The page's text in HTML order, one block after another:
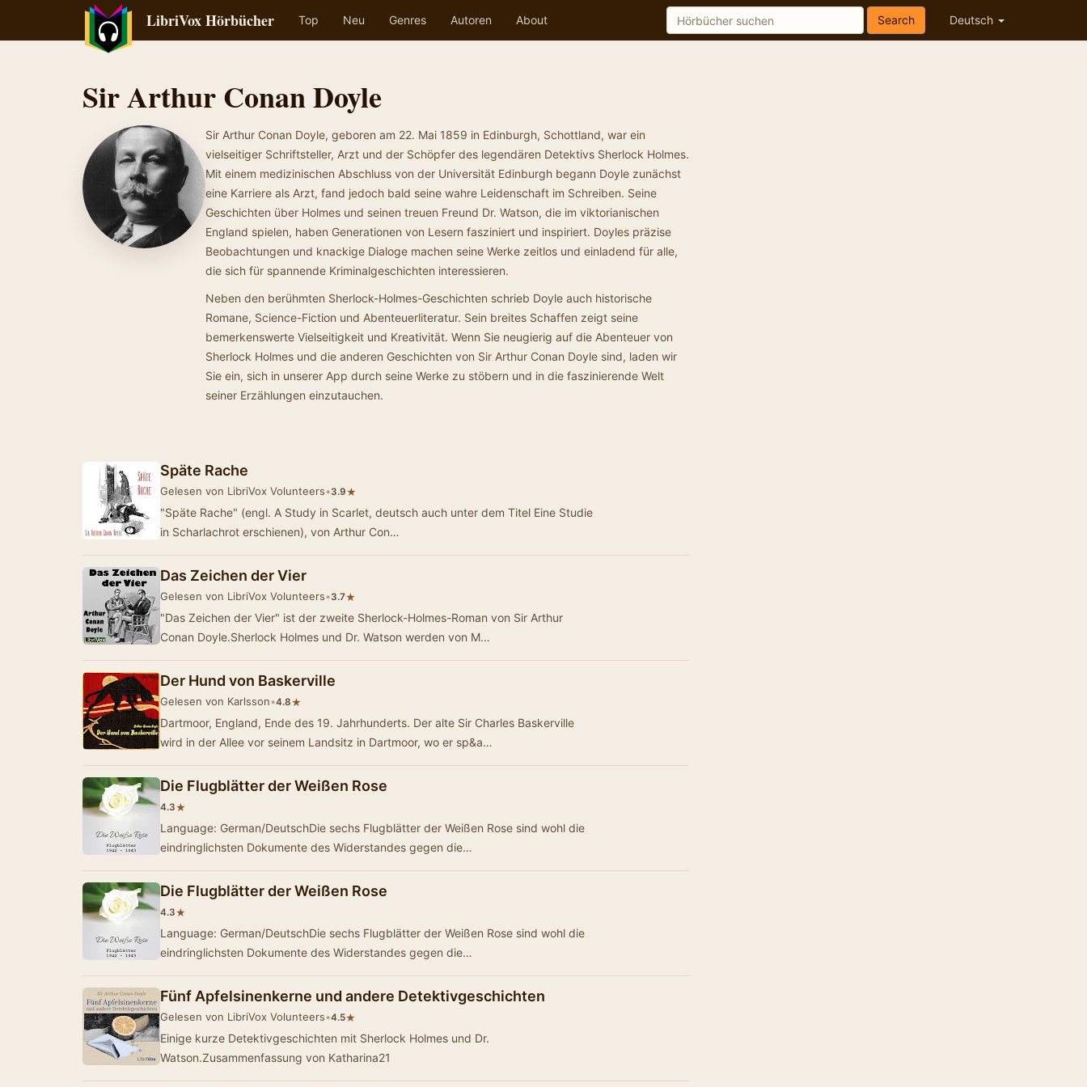
LibriVox Hörbücher Top Neu Genres Autoren About Deutsch
Search
Sir Arthur Conan Doyle
Sir Arthur Conan Doyle, geboren am 22. Mai 1859 in Edinburgh, Schottland, war ein
vielseitiger Schriftsteller, Arzt und der Schöpfer des legendären Detektivs Sherlock Holmes.
Mit einem medizinischen Abschluss von der Universität Edinburgh begann Doyle zunächst
eine Karriere als Arzt, fand jedoch bald seine wahre Leidenschaft im Schreiben. Seine
Geschichten über Holmes und seinen treuen Freund Dr. Watson, die im viktorianischen
England spielen, haben Generationen von Lesern fasziniert und inspiriert. Doyles präzise
Beobachtungen und knackige Dialoge machen seine Werke zeitlos und einladend für alle,
die sich für spannende Kriminalgeschichten interessieren.
Neben den berühmten Sherlock-Holmes-Geschichten schrieb Doyle auch historische
Romane, Science-Fiction und Abenteuerliteratur. Sein breites Schaffen zeigt seine
bemerkenswerte Vielseitigkeit und Kreativität. Wenn Sie neugierig auf die Abenteuer von
Sherlock Holmes und die anderen Geschichten von Sir Arthur Conan Doyle sind, laden wir
Sie ein, sich in unserer App durch seine Werke zu stöbern und in die faszinierende Welt
seiner Erzählungen einzutauchen.
Späte Rache
Gelesen von LibriVox Volunteers•3.9★
"Späte Rache" (engl. A Study in Scarlet, deutsch auch unter dem Titel Eine Studie
in Scharlachrot erschienen), von Arthur Con…
Das Zeichen der Vier
Gelesen von LibriVox Volunteers•3.7★
"Das Zeichen der Vier" ist der zweite Sherlock-Holmes-Roman von Sir Arthur
Conan Doyle.Sherlock Holmes und Dr. Watson werden von M…
Der Hund von Baskerville
Gelesen von Karlsson•4.8★
Dartmoor, England, Ende des 19. Jahrhunderts. Der alte Sir Charles Baskerville
wird in der Allee vor seinem Landsitz in Dartmoor, wo er sp&a…
Die Flugblätter der Weißen Rose
4.3★
Language: German/DeutschDie sechs Flugblätter der Weißen Rose sind wohl die
eindringlichsten Dokumente des Widerstandes gegen die…
Die Flugblätter der Weißen Rose
4.3★
Language: German/DeutschDie sechs Flugblätter der Weißen Rose sind wohl die
eindringlichsten Dokumente des Widerstandes gegen die…
Fünf Apfelsinenkerne und andere Detektivgeschichten
Gelesen von LibriVox Volunteers•4.5★
Einige kurze Detektivgeschichten mit Sherlock Holmes und Dr.
Watson.Zusammenfassung von Katharina21